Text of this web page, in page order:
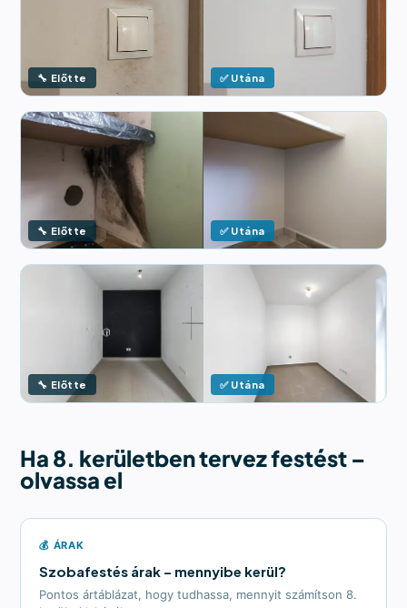
🔧 Előtte ✅ Utána
🔧 Előtte ✅ Utána
🔧 Előtte ✅ Utána
Ha 8. kerületben tervez festést –
olvassa el
💰 ÁRAK
Szobafestés árak – mennyibe kerül?
Pontos ártáblázat, hogy tudhassa, mennyit számítson 8.